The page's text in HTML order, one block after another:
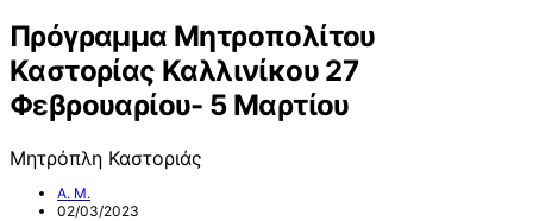
Πρόγραμμα Μητροπολίτου
Καστορίας Καλλινίκου 27
Φεβρουαρίου- 5 Μαρτίου
Μητρόπλη Καστοριάς
Α. Μ.
02/03/2023